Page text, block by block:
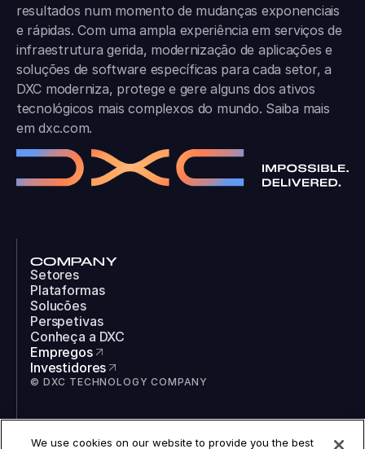
resultados num momento de mudanças exponenciais
e rápidas. Com uma ampla experiência em serviços de
infraestrutura gerida, modernização de aplicações e
soluções de software específicas para cada setor, a
DXC moderniza, protege e gere alguns dos ativos
tecnológicos mais complexos do mundo. Saiba mais
emdxc.com.
COMPANY
Setores
Plataformas
Solucões
Perspetivas
Conheça a DXC
Empregos
Investidores
© DXC TECHNOLOGY COMPANY
We use cookies on our website to provide you the best